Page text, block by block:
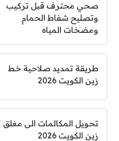
صحي محترف قبل تركيب
وتصليح شفاط الحمام
ومضخات المياه
طريقة تمديد صلاحية خط
زين الكويت 2026
تحويل المكالمات الى مغلق
زين الكويت 2026